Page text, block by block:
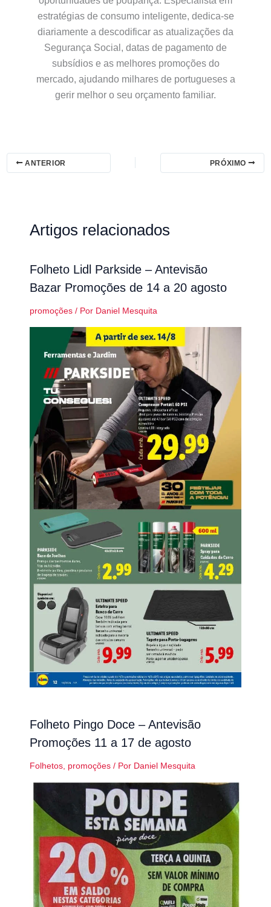
estratégias de consumo inteligente, dedica-se
diariamente a descodificar as atualizações da
Segurança Social, datas de pagamento de
subsídios e as melhores promoções do
mercado, ajudando milhares de portugueses a
gerir melhor o seu orçamento familiar.
ANTERIOR PRÓXIMO
Artigos relacionados
Folheto Lidl Parkside – Antevisão
Bazar Promoções de 14 a 20 agosto
promoções/ Por Daniel Mesquita
Folheto Pingo Doce – Antevisão
Promoções 11 a 17 de agosto
Folhetos, promoções/ Por Daniel Mesquita